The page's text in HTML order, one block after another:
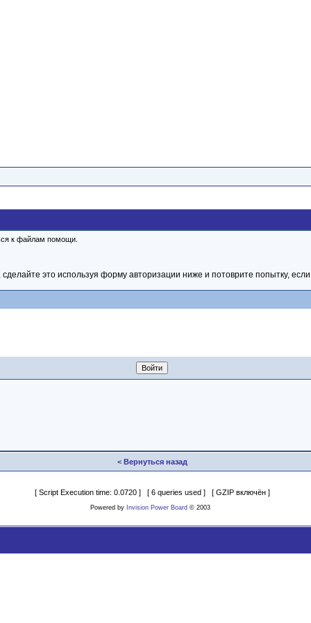
к файлам помощи.
это используя форму авторизации ниже и потоврите попытку, если
< Вернуться назад
[ Script Execution time: 0.0720 ] [ 6 queries used ] [ GZIP включён ]
Powered by Invision Power Board © 2003